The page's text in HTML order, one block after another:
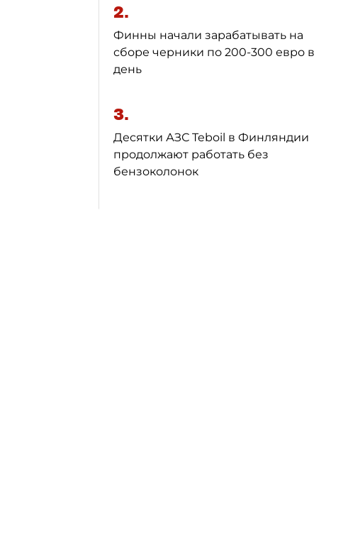
2.
Финны начали зарабатывать на
сборе черники по 200-300 евро в
день
3.
Десятки АЗС Teboil в Финляндии
продолжают работать без
бензоколонок